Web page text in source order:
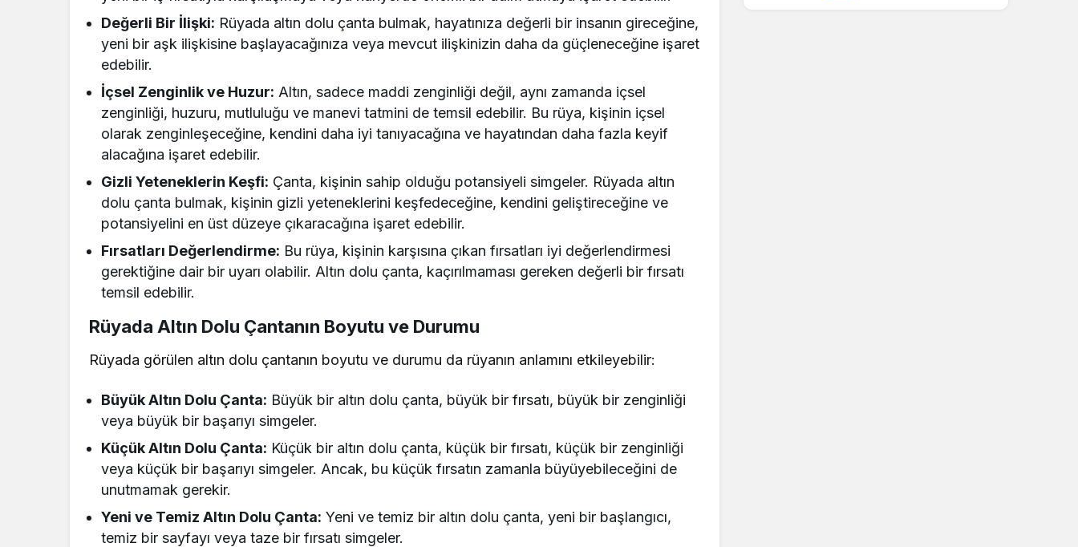
Değerli Bir İlişki: Rüyada altın dolu çanta bulmak, hayatınıza değerli bir insanın gireceğine,
yeni bir aşk ilişkisine başlayacağınıza veya mevcut ilişkinizin daha da güçleneceğine işaret
edebilir.
İçsel Zenginlik ve Huzur: Altın, sadece maddi zenginliği değil, aynı zamanda içsel
zenginliği, huzuru, mutluluğu ve manevi tatmini de temsil edebilir. Bu rüya, kişinin içsel
olarak zenginleşeceğine, kendini daha iyi tanıyacağına ve hayatından daha fazla keyif
alacağına işaret edebilir.
Gizli Yeteneklerin Keşfi: Çanta, kişinin sahip olduğu potansiyeli simgeler. Rüyada altın
dolu çanta bulmak, kişinin gizli yeteneklerini keşfedeceğine, kendini geliştireceğine ve
potansiyelini en üst düzeye çıkaracağına işaret edebilir.
Fırsatları Değerlendirme: Bu rüya, kişinin karşısına çıkan fırsatları iyi değerlendirmesi
gerektiğine dair bir uyarı olabilir. Altın dolu çanta, kaçırılmaması gereken değerli bir fırsatı
temsil edebilir.
Rüyada Altın Dolu Çantanın Boyutu ve Durumu
Rüyada görülen altın dolu çantanın boyutu ve durumu da rüyanın anlamını etkileyebilir:
Büyük Altın Dolu Çanta: Büyük bir altın dolu çanta, büyük bir fırsatı, büyük bir zenginliği
veya büyük bir başarıyı simgeler.
Küçük Altın Dolu Çanta: Küçük bir altın dolu çanta, küçük bir fırsatı, küçük bir zenginliği
veya küçük bir başarıyı simgeler. Ancak, bu küçük fırsatın zamanla büyüyebileceğini de
unutmamak gerekir.
Yeni ve Temiz Altın Dolu Çanta: Yeni ve temiz bir altın dolu çanta, yeni bir başlangıcı,
temiz bir sayfayı veya taze bir fırsatı simgeler.